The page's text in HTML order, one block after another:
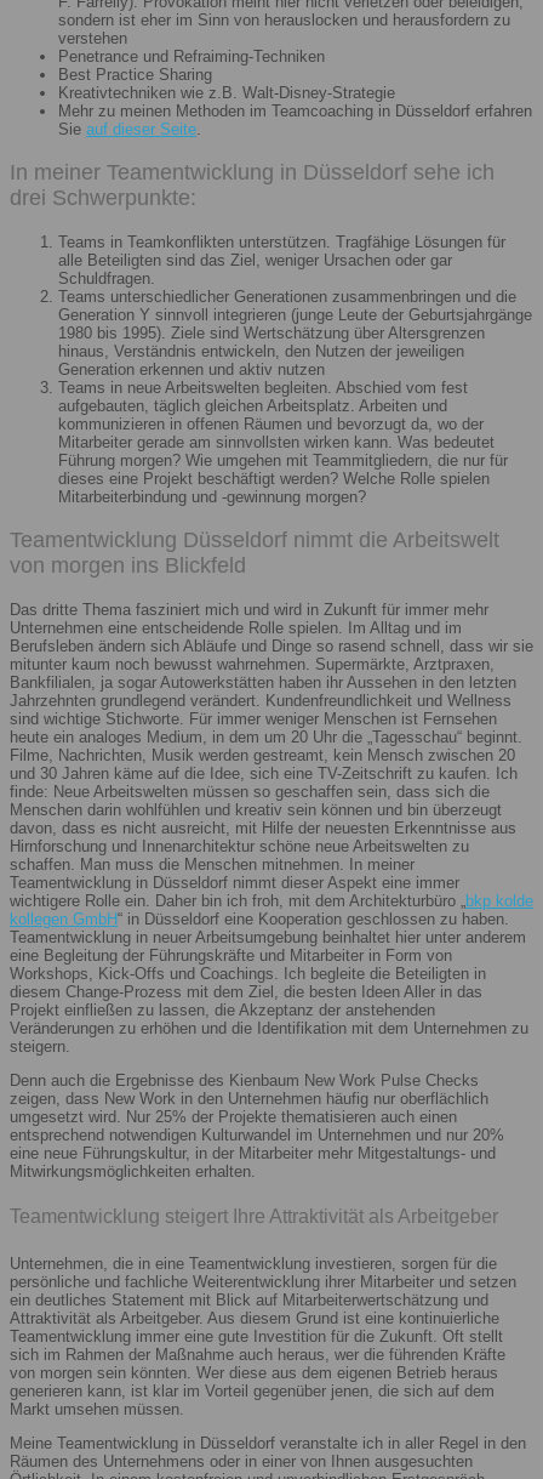
sondern ist eher im Sinn von herauslocken und herausfordern zu
verstehen
Penetrance und Refraiming-Techniken
Best Practice Sharing
Kreativtechniken wie z.B. Walt-Disney-Strategie
Mehr zu meinen Methoden im Teamcoaching in Düsseldorf erfahren
Sie auf dieser Seite.
In meiner Teamentwicklung in Düsseldorf sehe ich
drei Schwerpunkte:
Teams in Teamkonflikten unterstützen. Tragfähige Lösungen für
alle Beteiligten sind das Ziel, weniger Ursachen oder gar
Schuldfragen.
Teams unterschiedlicher Generationen zusammenbringen und die
Generation Y sinnvoll integrieren (junge Leute der Geburtsjahrgänge
1980 bis 1995). Ziele sind Wertschätzung über Altersgrenzen
hinaus, Verständnis entwickeln, den Nutzen der jeweiligen
Generation erkennen und aktiv nutzen
Teams in neue Arbeitswelten begleiten. Abschied vom fest
aufgebauten, täglich gleichen Arbeitsplatz. Arbeiten und
kommunizieren in offenen Räumen und bevorzugt da, wo der
Mitarbeiter gerade am sinnvollsten wirken kann. Was bedeutet
Führung morgen? Wie umgehen mit Teammitgliedern, die nur für
dieses eine Projekt beschäftigt werden? Welche Rolle spielen
Mitarbeiterbindung und -gewinnung morgen?
Teamentwicklung Düsseldorf nimmt die Arbeitswelt
von morgen ins Blickfeld
Das dritte Thema fasziniert mich und wird in Zukunft für immer mehr
Unternehmen eine entscheidende Rolle spielen. Im Alltag und im
Berufsleben ändern sich Abläufe und Dinge so rasend schnell, dass wir sie
mitunter kaum noch bewusst wahrnehmen. Supermärkte, Arztpraxen,
Bankfilialen, ja sogar Autowerkstätten haben ihr Aussehen in den letzten
Jahrzehnten grundlegend verändert. Kundenfreundlichkeit und Wellness
sind wichtige Stichworte. Für immer weniger Menschen ist Fernsehen
heute ein analoges Medium, in dem um 20 Uhr die „Tagesschau“ beginnt.
Filme, Nachrichten, Musik werden gestreamt, kein Mensch zwischen 20
und 30 Jahren käme auf die Idee, sich eine TV-Zeitschrift zu kaufen. Ich
finde: Neue Arbeitswelten müssen so geschaffen sein, dass sich die
Menschen darin wohlfühlen und kreativ sein können und bin überzeugt
davon, dass es nicht ausreicht, mit Hilfe der neuesten Erkenntnisse aus
Hirnforschung und Innenarchitektur schöne neue Arbeitswelten zu
schaffen. Man muss die Menschen mitnehmen. In meiner
Teamentwicklung in Düsseldorf nimmt dieser Aspekt eine immer
wichtigere Rolle ein. Daher bin ich froh, mit dem Architekturbüro „bkp kolde
kollegen GmbH“ in Düsseldorf eine Kooperation geschlossen zu haben.
Teamentwicklung in neuer Arbeitsumgebung beinhaltet hier unter anderem
eine Begleitung der Führungskräfte und Mitarbeiter in Form von
Workshops, Kick-Offs und Coachings. Ich begleite die Beteiligten in
diesem Change-Prozess mit dem Ziel, die besten Ideen Aller in das
Projekt einfließen zu lassen, die Akzeptanz der anstehenden
Veränderungen zu erhöhen und die Identifikation mit dem Unternehmen zu
steigern.
Denn auch die Ergebnisse des Kienbaum New Work Pulse Checks
zeigen, dass New Work in den Unternehmen häufig nur oberflächlich
umgesetzt wird. Nur 25% der Projekte thematisieren auch einen
entsprechend notwendigen Kulturwandel im Unternehmen und nur 20%
eine neue Führungskultur, in der Mitarbeiter mehr Mitgestaltungs- und
Mitwirkungsmöglichkeiten erhalten.
Teamentwicklung steigert Ihre Attraktivität als Arbeitgeber
Unternehmen, die in eine Teamentwicklung investieren, sorgen für die
persönliche und fachliche Weiterentwicklung ihrer Mitarbeiter und setzen
ein deutliches Statement mit Blick auf Mitarbeiterwertschätzung und
Attraktivität als Arbeitgeber. Aus diesem Grund ist eine kontinuierliche
Teamentwicklung immer eine gute Investition für die Zukunft. Oft stellt
sich im Rahmen der Maßnahme auch heraus, wer die führenden Kräfte
von morgen sein könnten. Wer diese aus dem eigenen Betrieb heraus
generieren kann, ist klar im Vorteil gegenüber jenen, die sich auf dem
Markt umsehen müssen.
Meine Teamentwicklung in Düsseldorf veranstalte ich in aller Regel in den
Räumen des Unternehmens oder in einer von Ihnen ausgesuchten